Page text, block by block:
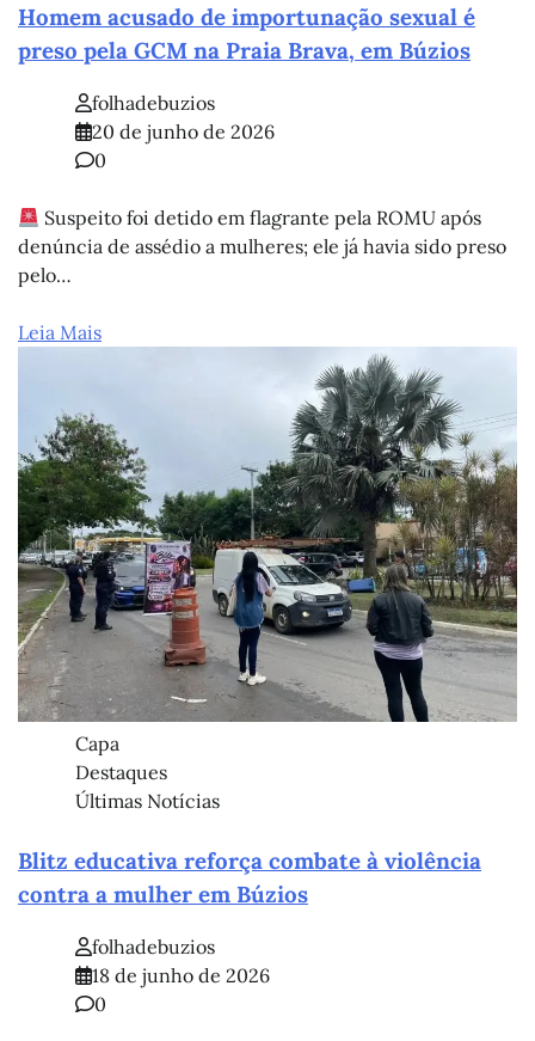
Homem acusado de importunação sexual é
preso pela GCM na Praia Brava, em Búzios
folhadebuzios
20 de junho de 2026
0
Suspeito foi detido em flagrante pela ROMU após
denúncia de assédio a mulheres; ele já havia sido preso
pelo…
Leia Mais
Capa
Destaques
Últimas Notícias
Blitz educativa reforça combate à violência
contra a mulher em Búzios
folhadebuzios
18 de junho de 2026
0